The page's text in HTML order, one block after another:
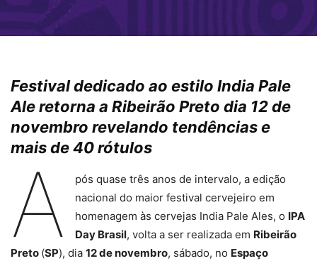
Festival dedicado ao estilo India Pale
Ale retorna a Ribeirão Preto dia 12 de
novembro revelando tendências e
mais de 40 rótulos
A
pós quase três anos de intervalo, a edição
nacional do maior festival cervejeiro em
homenagem às cervejas India Pale Ales, o IPA
Day Brasil, volta a ser realizada em Ribeirão
Preto (SP), dia 12 de novembro, sábado, no Espaço